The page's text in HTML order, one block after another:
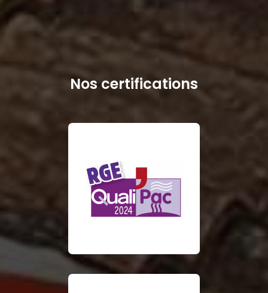
Nos certifications